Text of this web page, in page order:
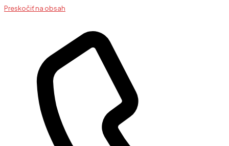
Preskočiť na obsah